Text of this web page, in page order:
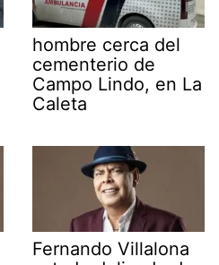
hombre cerca del
cementerio de
Campo Lindo, en La
Caleta
Fernando Villalona